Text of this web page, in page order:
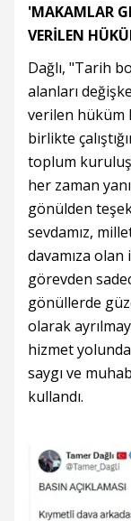
'MAKAMLAR
VERİLEN
Dağlı, "Tarih
alanları
verilen hüküm
birlikte
toplum
her zaman
gönülden
sevdamız,
davamıza olan
görevden
gönüllerde
olarak
hizmet
saygı ve
kullandı.